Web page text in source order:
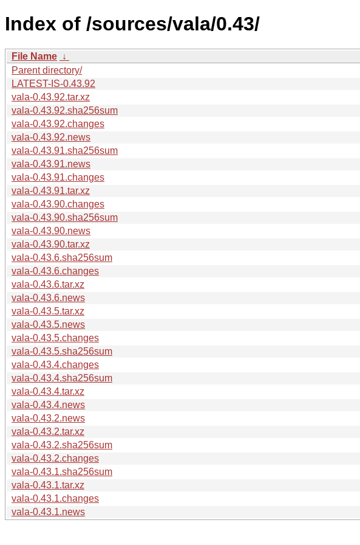
Index of /sources/vala/0.43/
File Name ↓
Parent directory/
LATEST-IS-0.43.92
vala-0.43.92.tar.xz
vala-0.43.92.sha256sum
vala-0.43.92.changes
vala-0.43.92.news
vala-0.43.91.sha256sum
vala-0.43.91.news
vala-0.43.91.changes
vala-0.43.91.tar.xz
vala-0.43.90.changes
vala-0.43.90.sha256sum
vala-0.43.90.news
vala-0.43.90.tar.xz
vala-0.43.6.sha256sum
vala-0.43.6.changes
vala-0.43.6.tar.xz
vala-0.43.6.news
vala-0.43.5.tar.xz
vala-0.43.5.news
vala-0.43.5.changes
vala-0.43.5.sha256sum
vala-0.43.4.changes
vala-0.43.4.sha256sum
vala-0.43.4.tar.xz
vala-0.43.4.news
vala-0.43.2.news
vala-0.43.2.tar.xz
vala-0.43.2.sha256sum
vala-0.43.2.changes
vala-0.43.1.sha256sum
vala-0.43.1.tar.xz
vala-0.43.1.changes
vala-0.43.1.news